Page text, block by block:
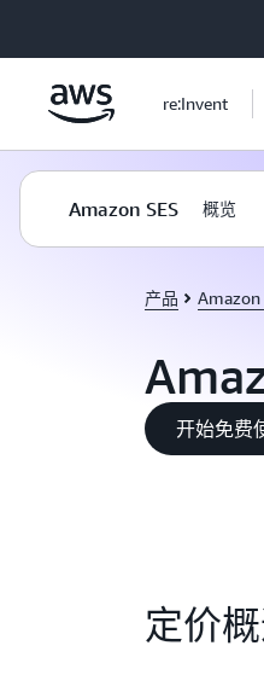
re:Invent
Amazon SES 概览
产品 Amazon
开始免费
定价